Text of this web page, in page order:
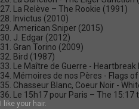
27. La Relève – The Rookie (1991)
28. Invictus (2010)
29. American Sniper (2015)
30. J. Edgar (2012)
31. Gran Torino (2009)
32. Bird (1987)
33. Le Maître de Guerre - Heartbreak
34. Mémoires de nos Pères - Flags
35. Chasseur Blanc, Coeur Noir -
36. Le 15h17 pour Paris – The 15:17
I like your hair.